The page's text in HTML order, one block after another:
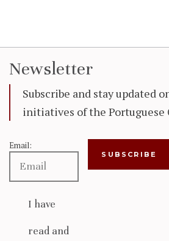
Newsletter
Subscribe and stay updated
initiatives of the Portuguese
Email:
I have
read and